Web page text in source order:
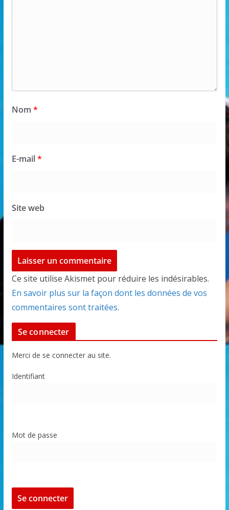
Nom *
E-mail*
Site web
Ce site utilise Akismet pour réduire les indésirables.
En savoir plus sur la façon dont les données de vos
commentaires sont traitées.
Se connecter
Merci de se connecter au site.
Identifiant
Mot de passe